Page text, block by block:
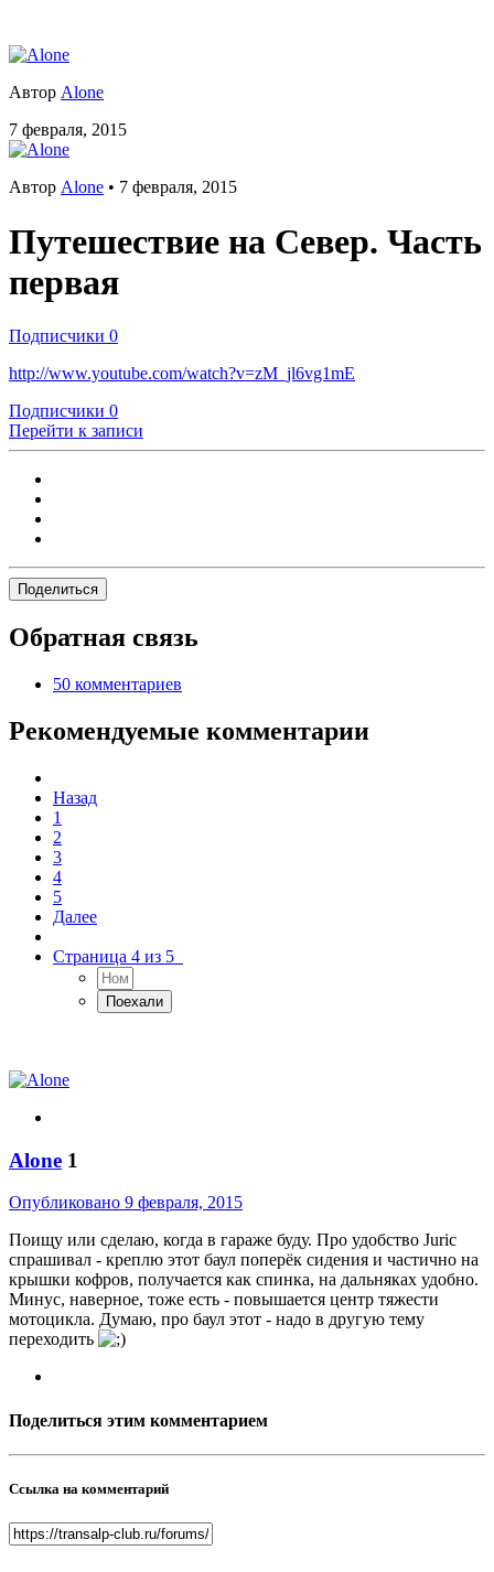
Автор Alone
7 февраля, 2015
Автор Alone • 7 февраля, 2015
Путешествие на Север. Часть
первая
Подписчики 0
http://www.youtube.com/watch?v=zM_jl6vg1mE
Подписчики 0
Перейти к записи
Поделиться
Обратная связь
50 комментариев
Рекомендуемые комментарии
Назад
1
2
3
4
5
Далее
Страница 4 из 5
Alone 1
Опубликовано 9 февраля, 2015
Поищу или сделаю, когда в гараже буду. Про удобство Juric
спрашивал - креплю этот баул поперёк сидения и частично на
крышки кофров, получается как спинка, на дальняках удобно.
Минус, наверное, тоже есть - повышается центр тяжести
мотоцикла. Думаю, про баул этот - надо в другую тему
переходить
Поделиться этим комментарием
Ссылка на комментарий